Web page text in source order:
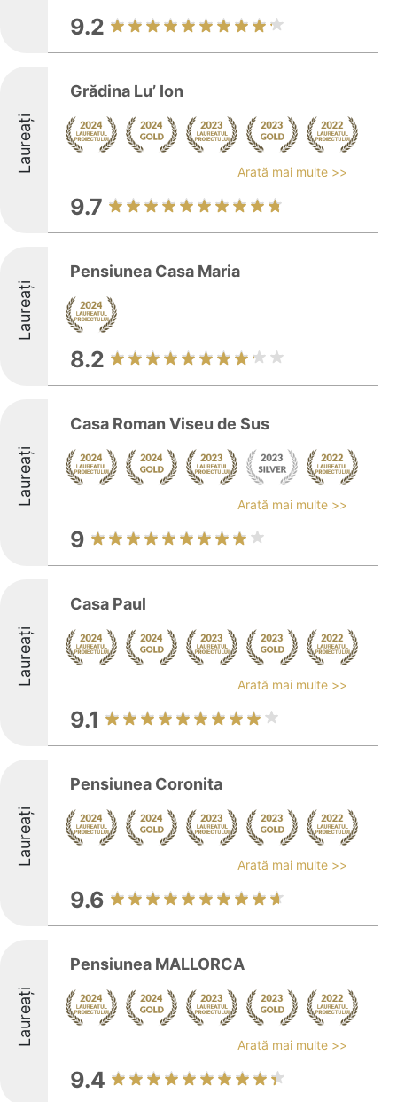
9.2
Laureați
Grădina Lu’ Ion
Arată mai multe >>
9.7
Laureați
Pensiunea Casa Maria
8.2
Laureați
Casa Roman Viseu de Sus
Arată mai multe >>
9
Laureați
Casa Paul
Arată mai multe >>
9.1
Laureați
Pensiunea Coronita
Arată mai multe >>
9.6
Laureați
Pensiunea MALLORCA
Arată mai multe >>
9.4